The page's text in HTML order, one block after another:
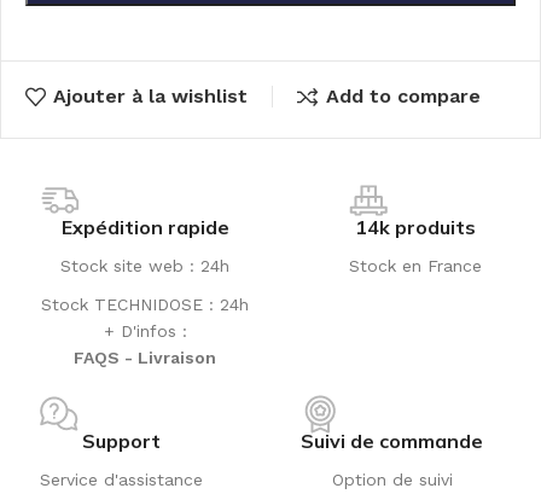
Ajouter à la wishlist Add to compare
Expédition rapide
Stock site web : 24h
Stock TECHNIDOSE : 24h
+ D'infos :
FAQS - Livraison
14k produits
Stock en France
Support
Service d'assistance
Suivi de commande
Option de suivi